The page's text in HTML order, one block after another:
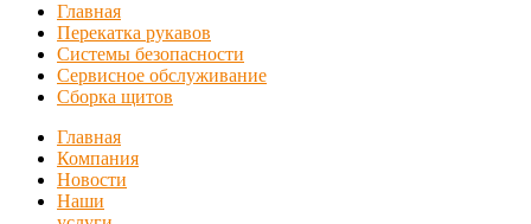
Главная
Перекатка рукавов
Системы безопасности
Сервисное обслуживание
Сборка щитов
Главная
Компания
Новости
Наши